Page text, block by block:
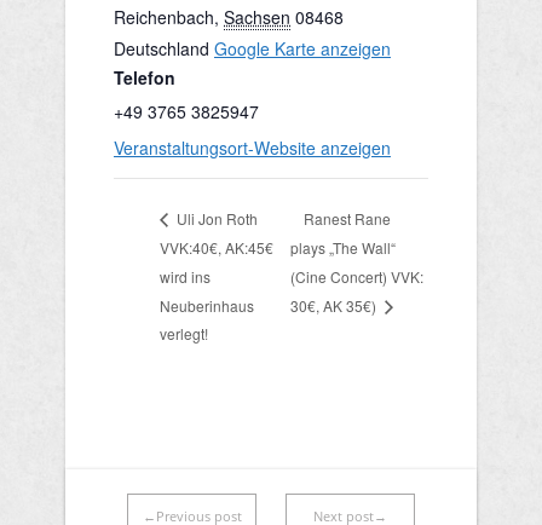
Reichenbach, Sachsen 08468
Deutschland Google Karte anzeigen
Telefon
+49 3765 3825947
Veranstaltungsort-Website anzeigen
Uli Jon Roth
VVK:40€, AK:45€
wird ins
Neuberinhaus
verlegt!
Ranest Rane
plays „The Wall“
(Cine Concert) VVK:
30€, AK 35€)
←Previous post Next post→